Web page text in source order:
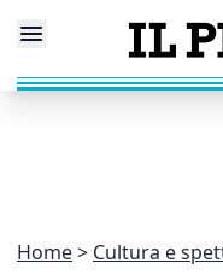
Home Cultura e